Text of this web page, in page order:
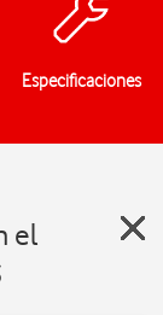
Especificaciones
el